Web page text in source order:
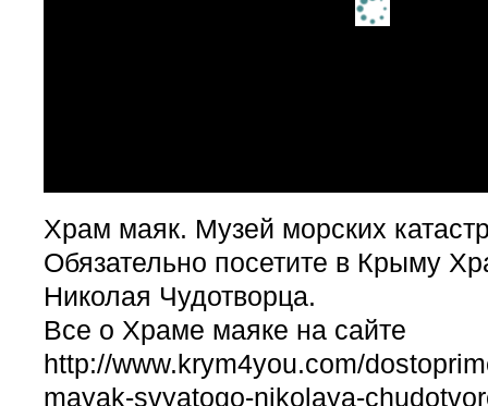
Храм маяк. Музей морских
Обязательно посетите в Крыму
Николая Чудотворца.
Все о Храме маяке на сайте
http://www.krym4you.com/
mayak-svyatogo-nikolaya-